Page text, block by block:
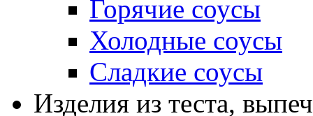
Горячие соусы
Холодные соусы
Сладкие соусы
Изделия из теста,